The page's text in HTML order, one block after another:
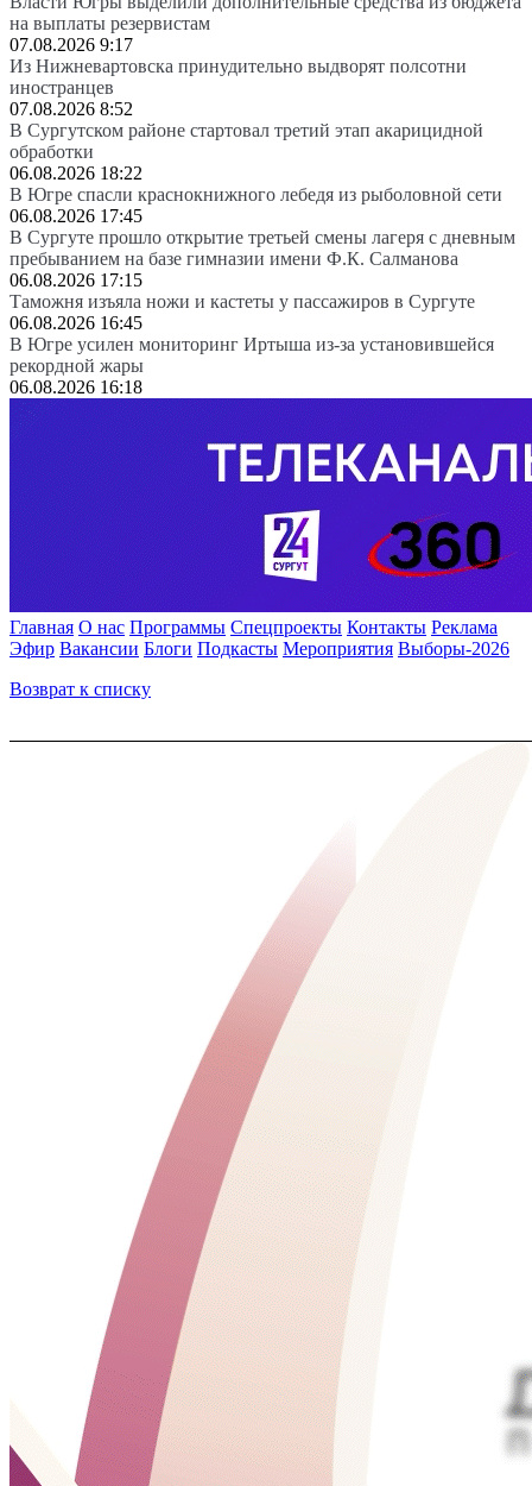
на выплаты резервистам
07.08.2026 9:17
Из Нижневартовска принудительно выдворят полсотни
иностранцев
07.08.2026 8:52
В Сургутском районе стартовал третий этап акарицидной
обработки
06.08.2026 18:22
В Югре спасли краснокнижного лебедя из рыболовной сети
06.08.2026 17:45
В Сургуте прошло открытие третьей смены лагеря с дневным
пребыванием на базе гимназии имени Ф.К. Салманова
06.08.2026 17:15
Таможня изъяла ножи и кастеты у пассажиров в Сургуте
06.08.2026 16:45
В Югре усилен мониторинг Иртыша из-за установившейся
рекордной жары
06.08.2026 16:18
Главная О нас Программы Спецпроекты Контакты Реклама
Эфир Вакансии Блоги Подкасты Мероприятия Выборы-2026
Возврат к списку